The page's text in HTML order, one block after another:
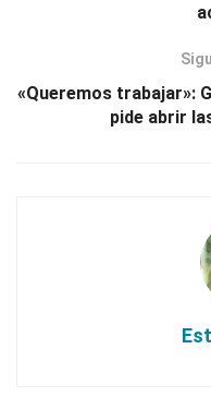
«Queremos trabajar»:
pide abrir